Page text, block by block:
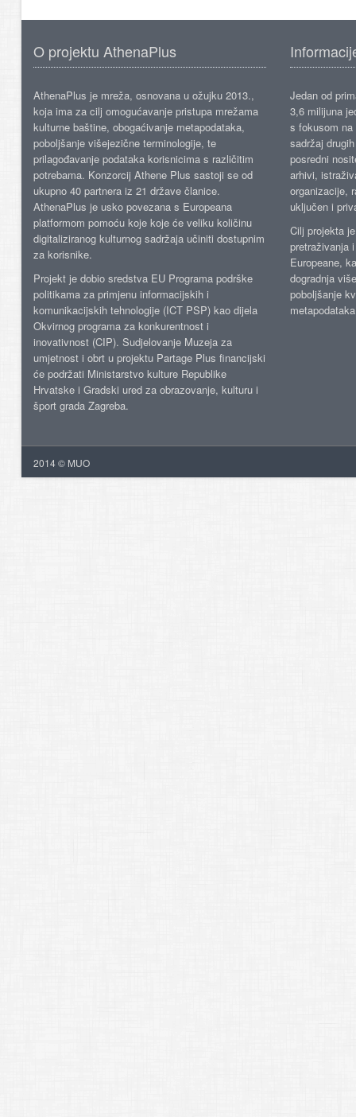
O projektu AthenaPlus
AthenaPlus je mreža, osnovana u ožujku 2013.,
koja ima za cilj omogućavanje pristupa mrežama
kulturne baštine, obogaćivanje metapodataka,
poboljšanje višejezične terminologije, te
prilagođavanje podataka korisnicima s različitim
potrebama. Konzorcij Athene Plus sastoji se od
ukupno 40 partnera iz 21 države članice.
AthenaPlus je usko povezana s Europeana
platformom pomoću koje koje će veliku količinu
digitaliziranog kulturnog sadržaja učiniti dostupnim
za korisnike.
Projekt je dobio sredstva EU Programa podrške
politikama za primjenu informacijskih i
komunikacijskih tehnologije (ICT PSP) kao dijela
Okvirnog programa za konkurentnost i
inovativnost (CIP). Sudjelovanje Muzeja za
umjetnost i obrt u projektu Partage Plus financijski
će podržati Ministarstvo kulture Republike
Hrvatske i Gradski ured za obrazovanje, kulturu i
šport grada Zagreba.
Jedan od
3,6 milijuna
s fokusom
sadržaj
posredni
arhivi,
organizacije,
uključen i
Cilj projekta
pretraživanja
Europeane,
dogradnja
poboljšanje
2014 © MUO